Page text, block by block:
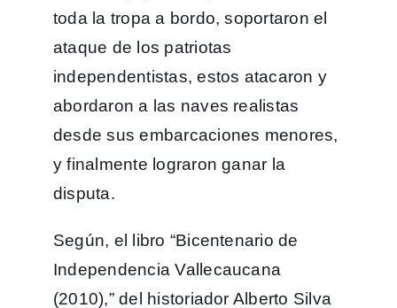
toda la tropa a bordo, soportaron el
ataque de los patriotas
independentistas, estos atacaron y
abordaron a las naves realistas
desde sus embarcaciones menores,
y finalmente lograron ganar la
disputa.
Según, el libro “Bicentenario de
Independencia Vallecaucana
(2010),” del historiador Alberto Silva